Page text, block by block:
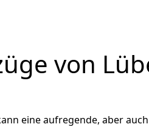
von
eine aufregende, aber auch